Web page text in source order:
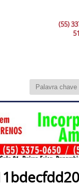
(55)